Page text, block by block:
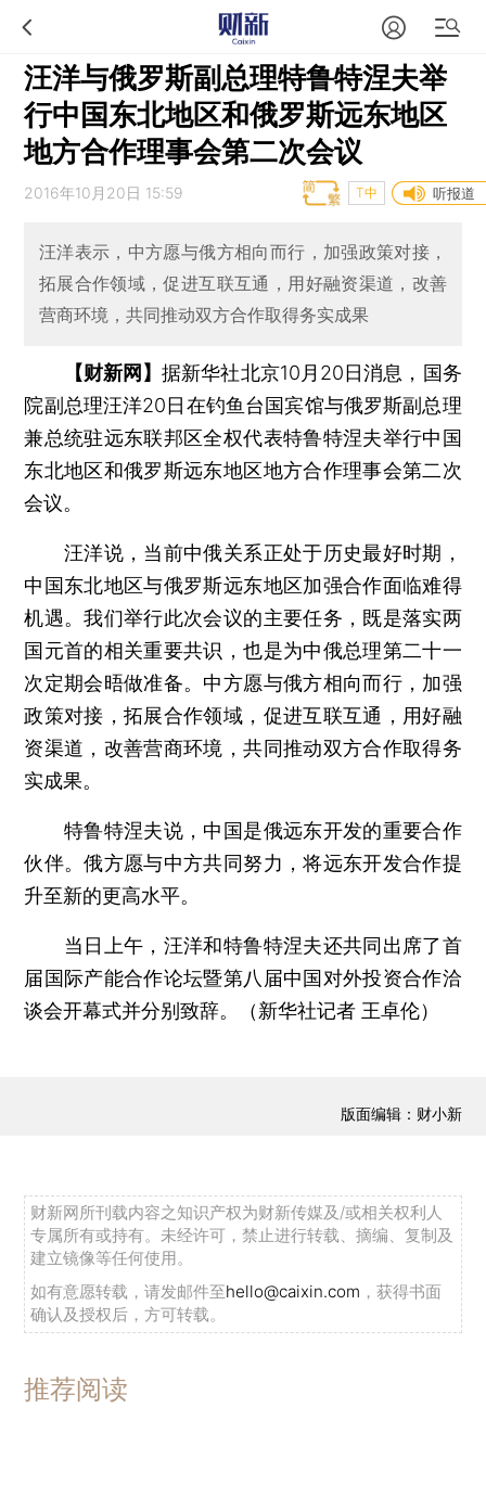
汪洋与俄罗斯副总理特鲁特涅夫举
行中国东北地区和俄罗斯远东地区
地方合作理事会第二次会议
2016年10月20日 15:59 听报道
T中
汪洋表示，中方愿与俄方相向而行，加强政策对接，
拓展合作领域，促进互联互通，用好融资渠道，改善
营商环境，共同推动双方合作取得务实成果
【财新网】据新华社北京10月20日消息，国务
院副总理汪洋20日在钓鱼台国宾馆与俄罗斯副总理
兼总统驻远东联邦区全权代表特鲁特涅夫举行中国
东北地区和俄罗斯远东地区地方合作理事会第二次
会议。
汪洋说，当前中俄关系正处于历史最好时期，
中国东北地区与俄罗斯远东地区加强合作面临难得
机遇。我们举行此次会议的主要任务，既是落实两
国元首的相关重要共识，也是为中俄总理第二十一
次定期会晤做准备。中方愿与俄方相向而行，加强
政策对接，拓展合作领域，促进互联互通，用好融
资渠道，改善营商环境，共同推动双方合作取得务
实成果。
特鲁特涅夫说，中国是俄远东开发的重要合作
伙伴。俄方愿与中方共同努力，将远东开发合作提
升至新的更高水平。
当日上午，汪洋和特鲁特涅夫还共同出席了首
届国际产能合作论坛暨第八届中国对外投资合作洽
谈会开幕式并分别致辞。（新华社记者 王卓伦）
版面编辑：财小新
财新网所刊载内容之知识产权为财新传媒及/或相关权利人
专属所有或持有。未经许可，禁止进行转载、摘编、复制及
建立镜像等任何使用。
如有意愿转载，请发邮件至hello@caixin.com ，获得书面
确认及授权后，方可转载。
推荐阅读